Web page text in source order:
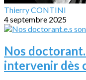
Thierry CONTINI
4 septembre 2025
Nos
intervenir dès